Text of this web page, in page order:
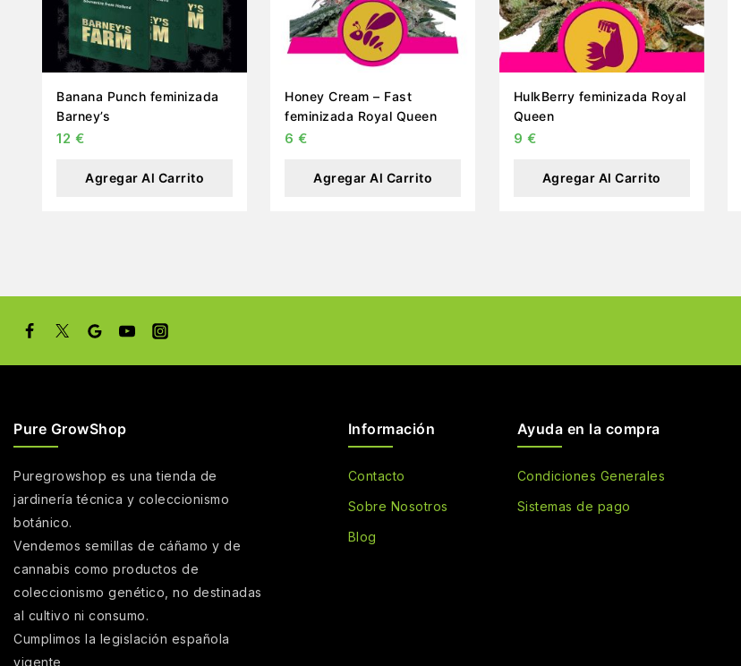
Banana Punch feminizada
Barney’s
12 €
Agregar Al Carrito
Honey Cream – Fast
feminizada Royal Queen
6 €
Agregar Al Carrito
HulkBerry feminizada Royal
Queen
9 €
Agregar Al Carrito
Pure GrowShop
Puregrowshop es una tienda de
jardinería técnica y coleccionismo
botánico.
Vendemos semillas de cáñamo y de
cannabis como productos de
coleccionismo genético, no destinadas
al cultivo ni consumo.
Cumplimos la legislación española
vigente
Información
Contacto
Sobre Nosotros
Blog
Ayuda en la compra
Condiciones Generales
Sistemas de pago